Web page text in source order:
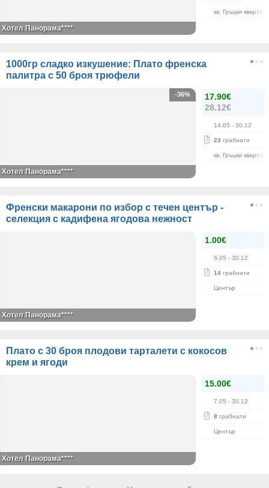
кв. Гръцки квартал
Хотел Панорама****
1000гр сладко изкушение: Плато френска
палитра с 50 броя трюфели
17.90€
28.12€
14.05 - 30.12
23 грабнати
кв. Гръцки квартал
-36%
Хотел Панорама****
Френски макарони по избор с течен център -
селекция с кадифена ягодова нежност
1.00€
6.05 - 30.12
14 грабнати
Център
Хотел Панорама****
Плато с 30 броя плодови тарталети с кокосов
крем и ягоди
15.00€
7.05 - 30.12
8 грабнати
Център
Хотел Панорама****